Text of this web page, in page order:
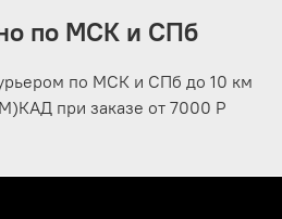
по МСК и СПб
по МСК и СПб до 10 км
при заказе от 7000 Р